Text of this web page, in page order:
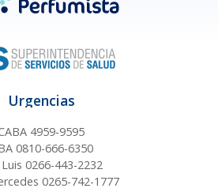
Urgencias
4959-9595
0810-666-6350
Luis 0266-443-2232
0265-742-1777